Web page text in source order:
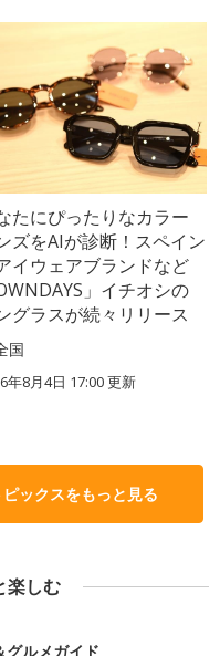
たにぴったりなカラー
ズをAIが診断！スペイン
イウェアブランドなど
」イチオシの
グラスが続々リリース
国
年8月4日 17:00更新
ックスをもっと見る
楽しむ
グルメガイド